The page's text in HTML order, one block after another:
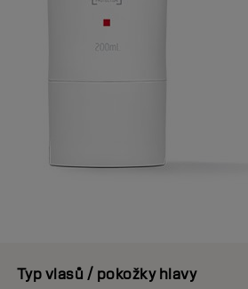
Typ vlasů / pokožky hlavy